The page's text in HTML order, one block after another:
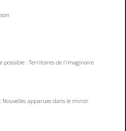
possible : Territoires de l'imaginaire
Nouvelles apparues dans le miroir